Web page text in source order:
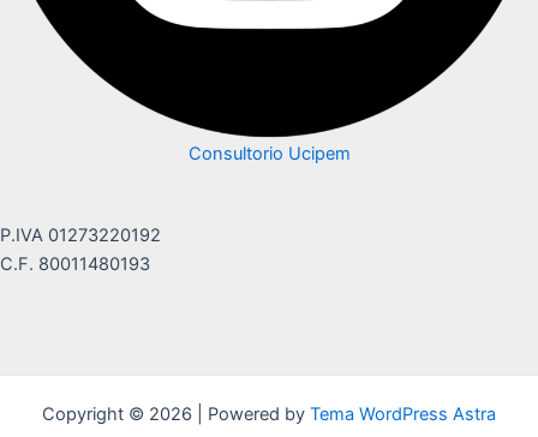
Consultorio Ucipem
P.IVA 01273220192
C.F. 80011480193
Copyright © 2026 | Powered by Tema WordPress Astra